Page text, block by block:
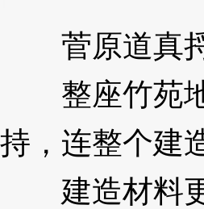
菅原道真捋
整座竹苑地
持，连整个建
建造材料更